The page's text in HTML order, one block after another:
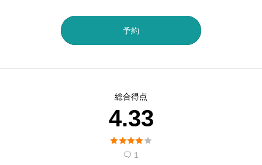
予約
総合得点
4.33

 1